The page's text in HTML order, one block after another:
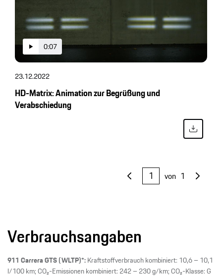
0:07
23.12.2022
HD-Matrix: Animation zur Begrüßung und
Verabschiedung
von 1
Verbrauchsangaben
911 Carrera GTS (WLTP)*:Kraftstoffverbrauch kombiniert: 10,6 – 10,1
l/100 km; CO₂-Emissionen kombiniert: 242 – 230 g/km; CO₂-Klasse: G